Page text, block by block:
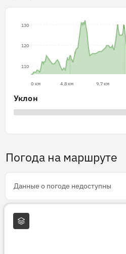
110
120
130
0 км 4.8 км 9.7 км
Уклон
Погода на маршруте
Данные о погоде недоступны